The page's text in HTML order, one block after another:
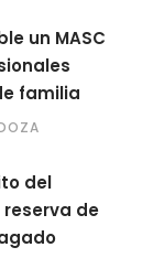
un MASC
familia
del
de